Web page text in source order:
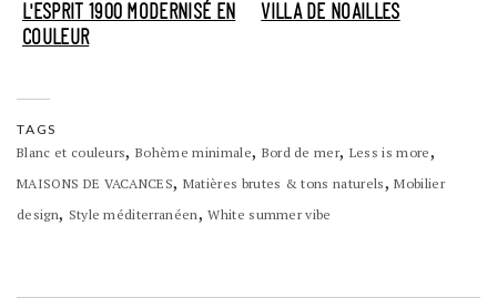
L'ESPRIT 1900 MODERNISÉ EN
COULEUR
VILLA DE NOAILLES
TAGS
Blanc et couleurs,Bohème minimale, Bord de mer, Less is more,
MAISONS DE VACANCES, Matières brutes & tons naturels,Mobilier
design, Style méditerranéen,White summer vibe